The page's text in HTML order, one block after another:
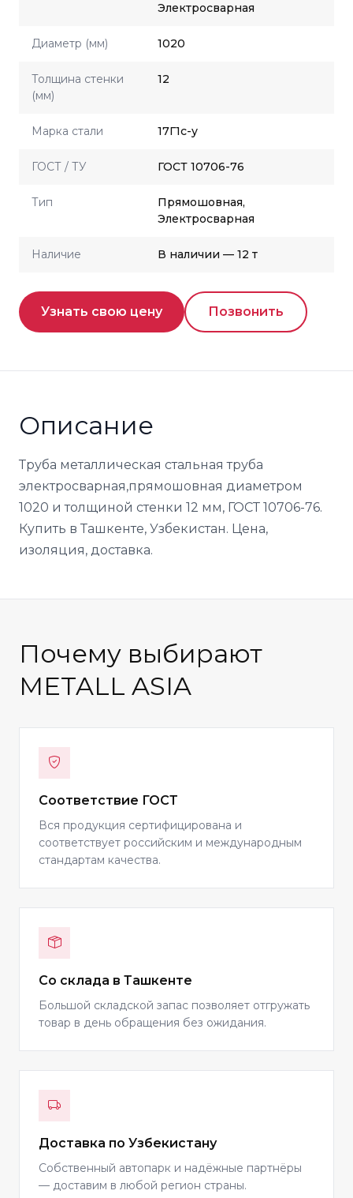
Электросварная
Диаметр (мм) 1020
Толщина стенки
(мм)
12
Марка стали 17Г1с-у
ГОСТ / ТУ ГОСТ 10706-76
Тип
Прямошовная,
Электросварная
Наличие В наличии — 12 т
Узнать свою цену Позвонить
Описание
Труба металлическая стальная труба
электросварная,прямошовная диаметром
1020 и толщиной стенки 12 мм, ГОСТ 10706-76.
Купить в Ташкенте, Узбекистан. Цена,
изоляция, доставка.
Почему выбирают
METALL ASIA
Соответствие ГОСТ
Вся продукция сертифицирована и
соответствует российским и международным
стандартам качества.
Со склада в Ташкенте
Большой складской запас позволяет отгружать
товар в день обращения без ожидания.
Доставка по Узбекистану
Собственный автопарк и надёжные партнёры
— доставим в любой регион страны.